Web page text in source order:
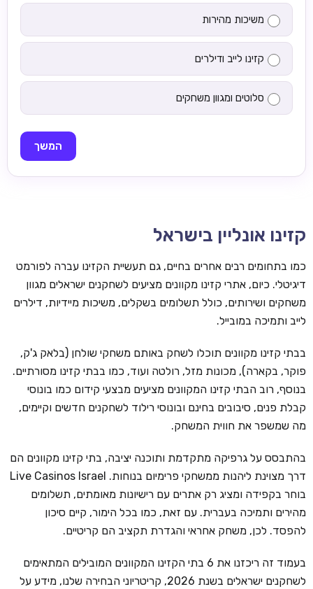
משיכות מהירות
קזינו לייב ודילרים
סלוטים ומגוון משחקים
המשך
קזינו אונליין בישראל
כמו בתחומים רבים אחרים בחיים, גם תעשיית הקזינו עברה לפורמט
דיגיטלי. כיום, אתרי קזינו מקוונים מציעים לשחקנים ישראלים מגוון
משחקים ושירותים, כולל תשלומים בשקלים, משיכות מיידיות, דילרים
לייב ותמיכה במובייל.
בבתי קזינו מקוונים תוכלו לשחק באותם משחקי שולחן (בלאק ג'ק,
פוקר, בקארה), מכונות מזל, רולטה ועוד, כמו בבתי קזינו מסורתיים.
בנוסף, רוב הבתי קזינו המקוונים מציעים מבצעי קידום כמו בונוסי
קבלת פנים, סיבובים בחינם ובונוסי רילוד לשחקנים חדשים וקיימים,
מה שמשפר את חווית המשחק.
בהתבסס על גרפיקה מתקדמת ותוכנה יציבה, בתי קזינו מקוונים הם
דרך מצוינת ליהנות ממשחקי פרימיום בנוחות. Live Casinos Israel
בוחר בקפידה ומציג רק אתרים עם רישיונות מאומתים, תשלומים
מהירים ותמיכה בעברית. עם זאת, כמו בכל הימור, קיים סיכון
להפסד. לכן, משחק אחראי והגדרת תקציב הם קריטיים.
בעמוד זה ריכזנו את 6 בתי הקזינו המקוונים המובילים המתאימים
לשחקנים ישראלים בשנת 2026, קריטריוני הבחירה שלנו, מידע על